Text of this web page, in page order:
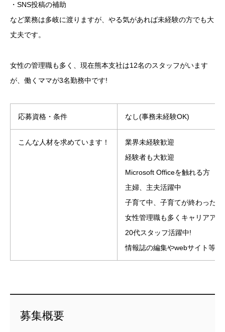
・SNS投稿の補助
など業務は多岐に渡りますが、やる気があれば未経験の方でも大
丈夫です。
女性の管理職も多く、現在熊本支社は12名のスタッフがいます
が、働くママが3名勤務中です!
応募資格・条件 なし(事務未経験OK)
こんな人材を求めています！
業界未経験歓迎
経験者も大歓迎
Microsoft Officeを触れる方
主婦、主夫活躍中
子育て中、子育てが終わった
女性管理職も多くキャリアア
20代スタッフ活躍中!
情報誌の編集やwebサイト等
募集概要